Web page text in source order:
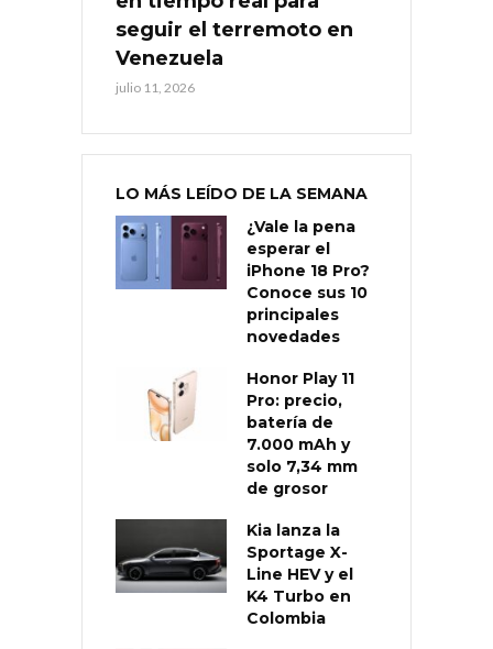
seguir el terremoto en
Venezuela
julio 11, 2026
LO MÁS LEÍDO DE LA SEMANA
¿Vale la pena
esperar el
iPhone 18 Pro?
Conoce sus 10
principales
novedades
Honor Play 11
Pro: precio,
batería de
7.000 mAh y
solo 7,34 mm
de grosor
Kia lanza la
Sportage X-
Line HEV y el
K4 Turbo en
Colombia